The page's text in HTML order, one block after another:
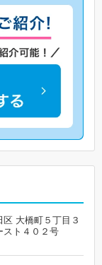
大橋町５丁目３
スト４０２号